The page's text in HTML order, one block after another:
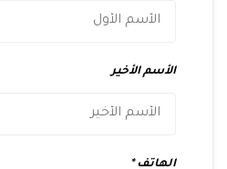
الأسم الأخير
الهاتف